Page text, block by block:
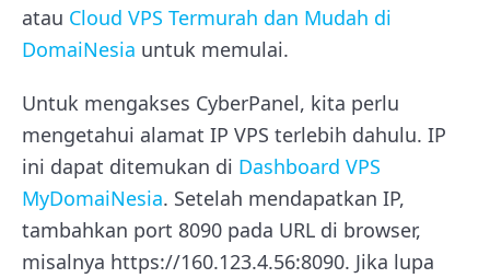
atau Cloud VPS Termurah dan Mudah di
DomaiNesia untuk memulai.
Untuk mengakses CyberPanel, kita perlu
mengetahui alamat IP VPS terlebih dahulu. IP
ini dapat ditemukan di Dashboard VPS
MyDomaiNesia. Setelah mendapatkan IP,
tambahkan port 8090 pada URL di browser,
misalnya https://160.123.4.56:8090. Jika lupa